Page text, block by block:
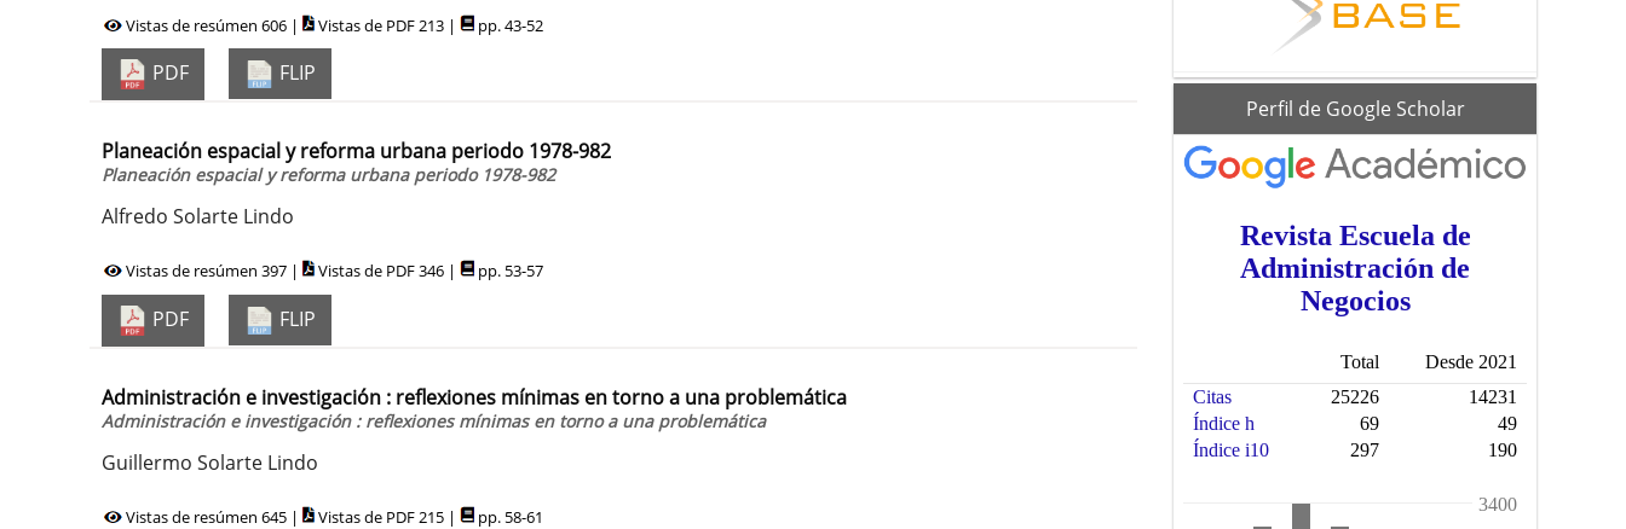
Vistas de resúmen 606 | Vistas de PDF 213 | pp. 43-52
PDF FLIP
Planeación espacial y reforma urbana periodo 1978-982
Planeación espacial y reforma urbana periodo 1978-982
Alfredo Solarte Lindo
Vistas de resúmen 397 | Vistas de PDF 346 | pp. 53-57
PDF FLIP
Administración e investigación : reflexiones mínimas en torno a una problemática
Administración e investigación : reflexiones mínimas en torno a una problemática
Guillermo Solarte Lindo
Vistas de resúmen 645 | Vistas de PDF 215 | pp. 58-61
scholarPerfil de Google Scholar